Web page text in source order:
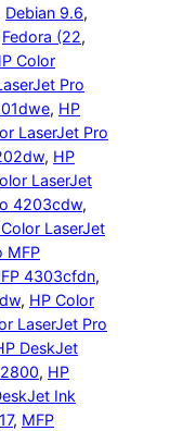
Debian 9.6
Fedora (22
Color
Pro
, HP
LaserJet Pro
, HP
LaserJet
4203cdw
LaserJet
MFP
4303cfdn
, HP Color
LaserJet Pro
DeskJet
, HP
Ink
, MFP